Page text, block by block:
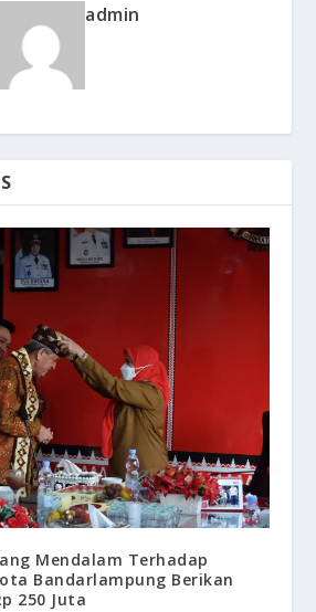
admin
Mendalam Terhadap
Bandarlampung Berikan
250 Juta